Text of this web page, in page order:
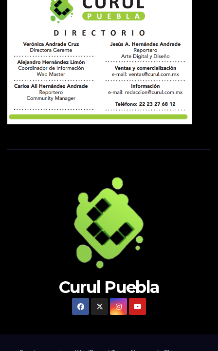
Curul Puebla